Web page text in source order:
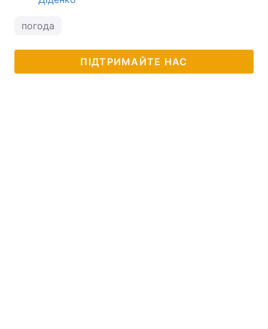
погода
ПІДТРИМАЙТЕ НАС